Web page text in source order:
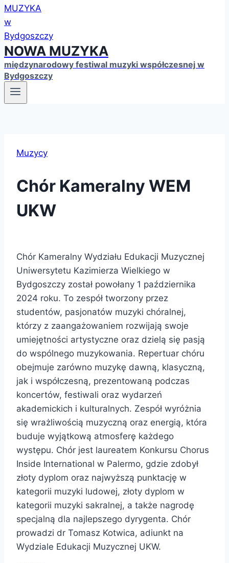
NOWA MUZYKA
międzynarodowy festiwal muzyki współczesnej w
Bydgoszczy
Muzycy
Chór Kameralny WEM
UKW
Chór Kameralny Wydziału Edukacji Muzycznej
Uniwersytetu Kazimierza Wielkiego w
Bydgoszczy został powołany 1 października
2024 roku. To zespół tworzony przez
studentów, pasjonatów muzyki chóralnej,
którzy z zaangażowaniem rozwijają swoje
umiejętności artystyczne oraz dzielą się pasją
do wspólnego muzykowania. Repertuar chóru
obejmuje zarówno muzykę dawną, klasyczną,
jak i współczesną, prezentowaną podczas
koncertów, festiwali oraz wydarzeń
akademickich i kulturalnych. Zespół wyróżnia
się wrażliwością muzyczną oraz energią, która
buduje wyjątkową atmosferę każdego
występu. Chór jest laureatem Konkursu Chorus
Inside International w Palermo, gdzie zdobył
złoty dyplom oraz najwyższą punktację w
kategorii muzyki ludowej, złoty dyplom w
kategorii muzyki sakralnej, a także nagrodę
specjalną dla najlepszego dyrygenta. Chór
prowadzi dr Tomasz Kotwica, adiunkt na
Wydziale Edukacji Muzycznej UKW.